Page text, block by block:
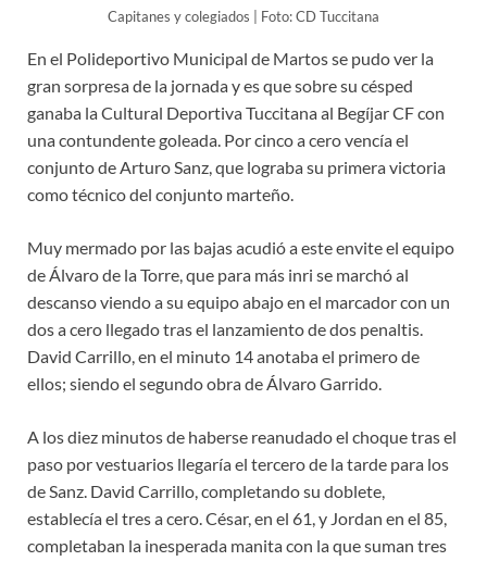
Capitanes y colegiados | Foto: CD Tuccitana
En el Polideportivo Municipal de Martos se pudo ver la
gran sorpresa de la jornada y es que sobre su césped
ganaba la Cultural Deportiva Tuccitana al Begíjar CF con
una contundente goleada. Por cinco a cero vencía el
conjunto de Arturo Sanz, que lograba su primera victoria
como técnico del conjunto marteño.
Muy mermado por las bajas acudió a este envite el equipo
de Álvaro de la Torre, que para más inri se marchó al
descanso viendo a su equipo abajo en el marcador con un
dos a cero llegado tras el lanzamiento de dos penaltis.
David Carrillo, en el minuto 14 anotaba el primero de
ellos; siendo el segundo obra de Álvaro Garrido.
A los diez minutos de haberse reanudado el choque tras el
paso por vestuarios llegaría el tercero de la tarde para los
de Sanz. David Carrillo, completando su doblete,
establecía el tres a cero. César, en el 61, y Jordan en el 85,
completaban la inesperada manita con la que suman tres